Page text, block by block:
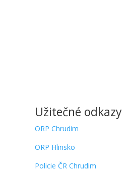
Užitečné odkazy
ORP Chrudim
ORP Hlinsko
Policie ČR Chrudim